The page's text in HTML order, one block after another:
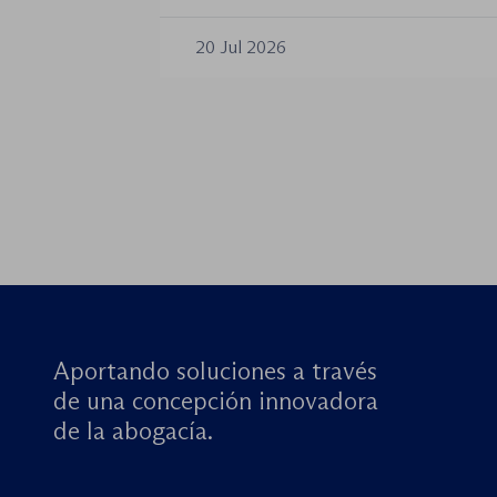
de los procedimientos como en la
20 Jul 2026
Aportando soluciones a través
de una concepción innovadora
de la abogacía.